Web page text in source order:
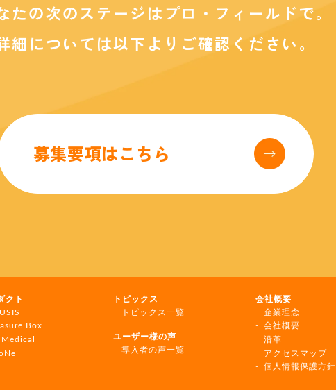
たの次のステージはプロ・フィールドで。
細については以下よりご確認ください。
募集要項はこちら
クト
Box
トピックス
トピックス一覧
ユーザー様の声
導入者の声一覧
会社概要
企業理念
会社概要
沿革
アクセスマップ
個人情報保護方針